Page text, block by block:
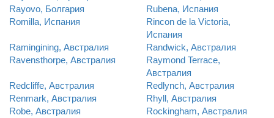
Rayovo, Болгария
Rubena, Испания
Romilla, Испания
Rincon de la Victoria,
Испания
Ramingining, Австралия
Randwick, Австралия
Ravensthorpe, Австралия
Raymond Terrace,
Австралия
Redcliffe, Австралия
Redlynch, Австралия
Renmark, Австралия
Rhyll, Австралия
Robe, Австралия
Rockingham, Австралия